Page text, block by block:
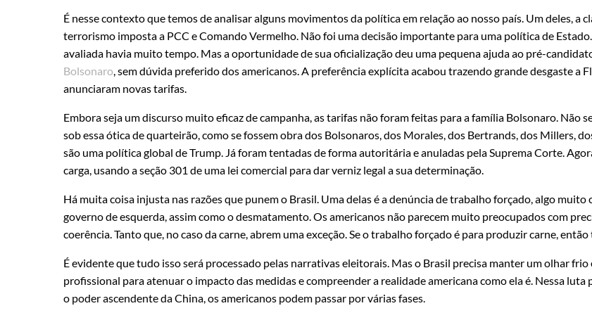
É nesse contexto que temos de analisar alguns movimentos da política em relação ao nosso país. Um deles, a
terrorismo imposta a PCC e Comando Vermelho. Não foi uma decisão importante para uma política de
avaliada havia muito tempo. Mas a oportunidade de sua oficialização deu uma pequena ajuda ao pré-
Bolsonaro, sem dúvida preferido dos americanos. A preferência explícita acabou trazendo grande desgaste a
anunciaram novas tarifas.
Embora seja um discurso muito eficaz de campanha, as tarifas não foram feitas para a família Bolsonaro. Não
sob essa ótica de quarteirão, como se fossem obra dos Bolsonaros, dos Morales, dos Bertrands, dos Millers,
são uma política global de Trump. Já foram tentadas de forma autoritária e anuladas pela Suprema Corte.
carga, usando a seção 301 de uma lei comercial para dar verniz legal a sua determinação.
Há muita coisa injusta nas razões que punem o Brasil. Uma delas é a denúncia de trabalho forçado, algo
governo de esquerda, assim como o desmatamento. Os americanos não parecem muito preocupados com
coerência. Tanto que, no caso da carne, abrem uma exceção. Se o trabalho forçado é para produzir carne,
É evidente que tudo isso será processado pelas narrativas eleitorais. Mas o Brasil precisa manter um olhar frio
profissional para atenuar o impacto das medidas e compreender a realidade americana como ela é. Nessa
o poder ascendente da China, os americanos podem passar por várias fases.